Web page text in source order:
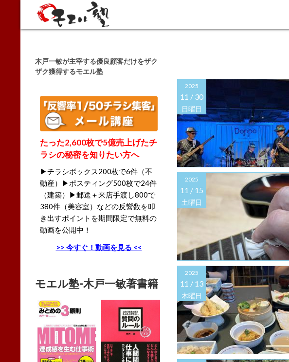
Search
2025
11 / 30
日曜日
2025
11 / 15
土曜日
2025
11 / 13
木曜日
木戸一敏が主宰する優良顧客だけをザク
ザク獲得するモエル塾
たった2,600枚で5億売上げたチ
ラシの秘密を知りたい方へ
▶チラシボックス200枚で6件（不
動産）▶ポスティング500枚で24件
（建築）▶郵送＋来店手渡し800で
380件（美容室）などの反響数を叩
き出すポイントを期間限定で無料の
動画を公開中！
>> 今すぐ！動画を見る <<
モエル塾-木戸一敏著書籍